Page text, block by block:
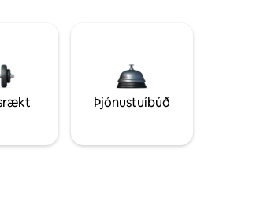
Þjónustuíbúð